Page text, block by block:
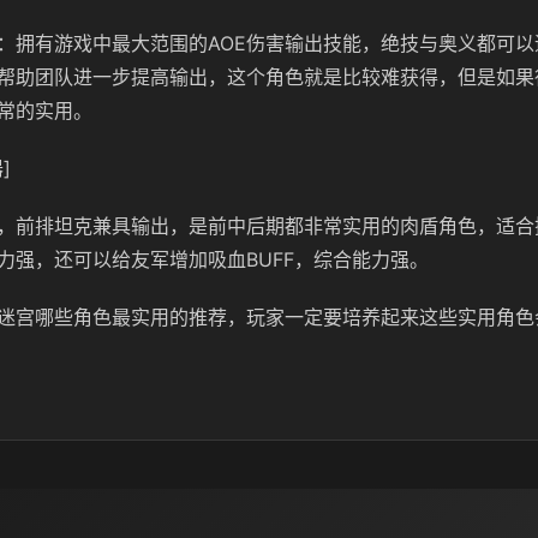
拥有游戏中最大范围的AOE伤害输出技能，绝技与奥义都可
助团队进一步提高输出，这个角色就是比较难获得，但是如
的实用。
前排坦克兼具输出，是前中后期都非常实用的肉盾角色，适
强，还可以给友军增加吸血BUFF，综合能力强。
宫哪些角色最实用的推荐，玩家一定要培养起来这些实用角